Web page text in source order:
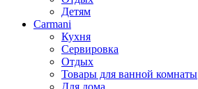
Детям
Carmani
Кухня
Сервировка
Отдых
Товары для ванной комнаты